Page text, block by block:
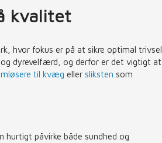
kvalitet
hvor fokus er på at sikre optimal trivsel
dyrevelfærd, og derfor er det vigtigt at
til kvæg eller sliksten som
hurtigt påvirke både sundhed og